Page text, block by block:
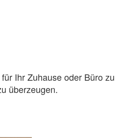
Ihr Zuhause oder Büro zu
überzeugen.